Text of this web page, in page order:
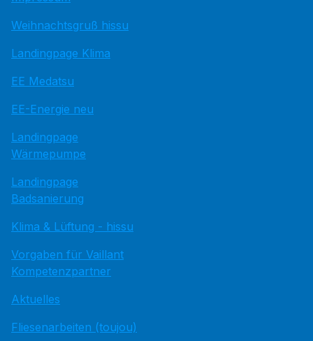
Weihnachtsgruß hissu
Landingpage Klima
EE Medatsu
EE-Energie neu
Landingpage
Wärmepumpe
Landingpage
Badsanierung
Klima & Lüftung - hissu
Vorgaben für Vaillant
Kompetenzpartner
Aktuelles
Fliesenarbeiten (toujou)